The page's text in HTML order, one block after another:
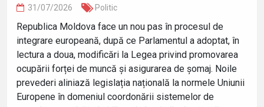
31/07/2026 Politic
Republica Moldova face un nou pas în procesul de
integrare europeană, după ce Parlamentul a adoptat, în
lectura a doua, modificări la Legea privind promovarea
ocupării forței de muncă și asigurarea de șomaj. Noile
prevederi aliniază legislația națională la normele Uniunii
Europene în domeniul coordonării sistemelor de